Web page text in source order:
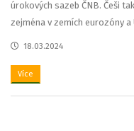
úrokových sazeb ČNB. Češi
zejména v zemích eurozóny a
18.03.2024
Více